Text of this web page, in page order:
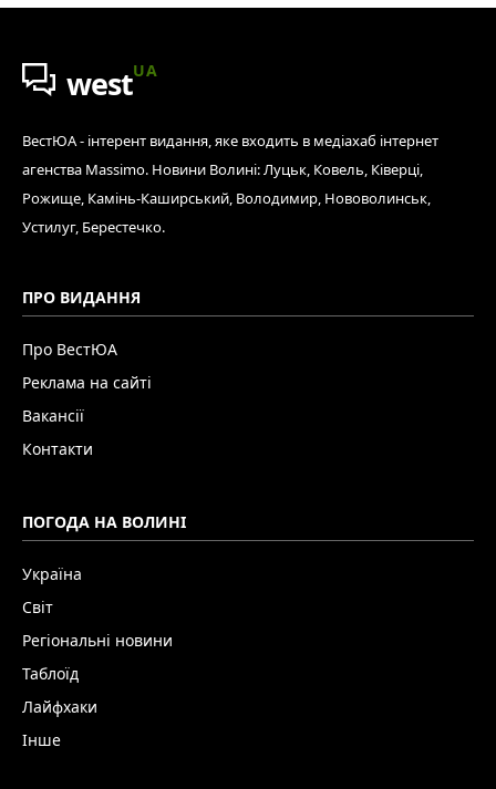
westUA
ВестЮА - інтерент видання, яке входить в медіахаб інтернет
агенства Massimo. Новини Волині: Луцьк, Ковель, Ківерці,
Рожище, Камінь-Каширський, Володимир, Нововолинськ,
Устилуг, Берестечко.
ПРО ВИДАННЯ
Про ВестЮА
Реклама на сайті
Вакансії
Контакти
ПОГОДА НА ВОЛИНІ
Україна
Світ
Регіональні новини
Таблоїд
Лайфхаки
Інше